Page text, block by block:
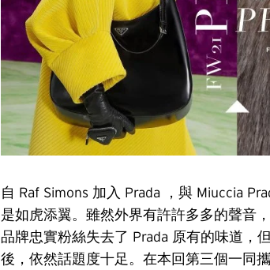
自 Raf Simons 加入 Prada ，與 Miuccia
是如虎添翼。雖然外界有許許多多的聲音
品牌忠實粉絲失去了 Prada 原有的味道，
後，依然話題度十足。在本回第三個一同